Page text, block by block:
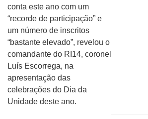
conta este ano com um
“recorde de participação” e
um número de inscritos
“bastante elevado”, revelou o
comandante do RI14, coronel
Luís Escorrega, na
apresentação das
celebrações do Dia da
Unidade deste ano.